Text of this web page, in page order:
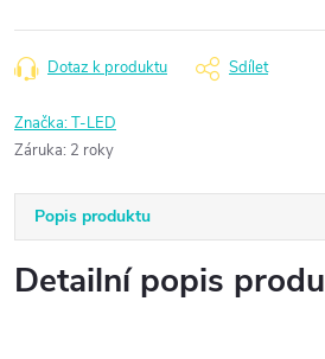
Dotaz k produktu Sdílet
Značka:T-LED
Záruka: 2 roky
Popis produktu
Detailní popis